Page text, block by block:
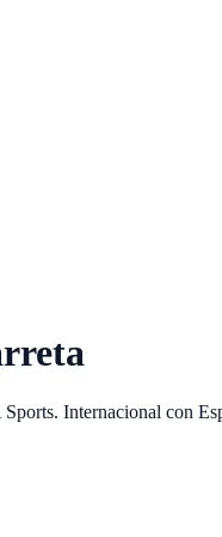
. Internacional con